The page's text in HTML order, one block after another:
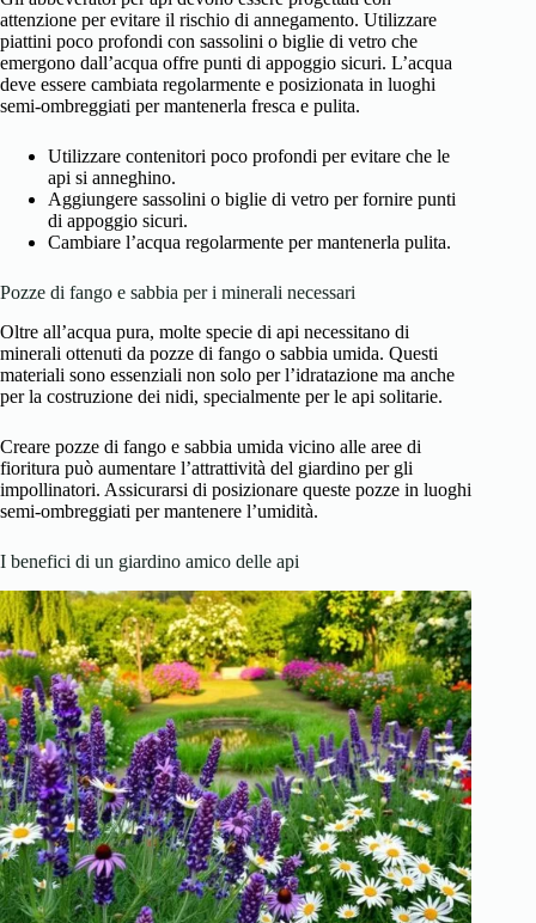
attenzione per evitare il rischio di annegamento. Utilizzare
piattini poco profondi con sassolini o biglie di vetro che
emergono dall’acqua offre punti di appoggio sicuri. L’acqua
deve essere cambiata regolarmente e posizionata in luoghi
semi-ombreggiati per mantenerla fresca e pulita.
Utilizzare contenitori poco profondi per evitare che le
api si anneghino.
Aggiungere sassolini o biglie di vetro per fornire punti
di appoggio sicuri.
Cambiare l’acqua regolarmente per mantenerla pulita.
Pozze di fango e sabbia per i minerali necessari
Oltre all’acqua pura, molte specie di api necessitano di
minerali ottenuti da pozze di fango o sabbia umida. Questi
materiali sono essenziali non solo per l’idratazione ma anche
per la costruzione dei nidi, specialmente per le api solitarie.
Creare pozze di fango e sabbia umida vicino alle aree di
fioritura può aumentare l’attrattività del giardino per gli
impollinatori. Assicurarsi di posizionare queste pozze in luoghi
semi-ombreggiati per mantenere l’umidità.
I benefici di un giardino amico delle api